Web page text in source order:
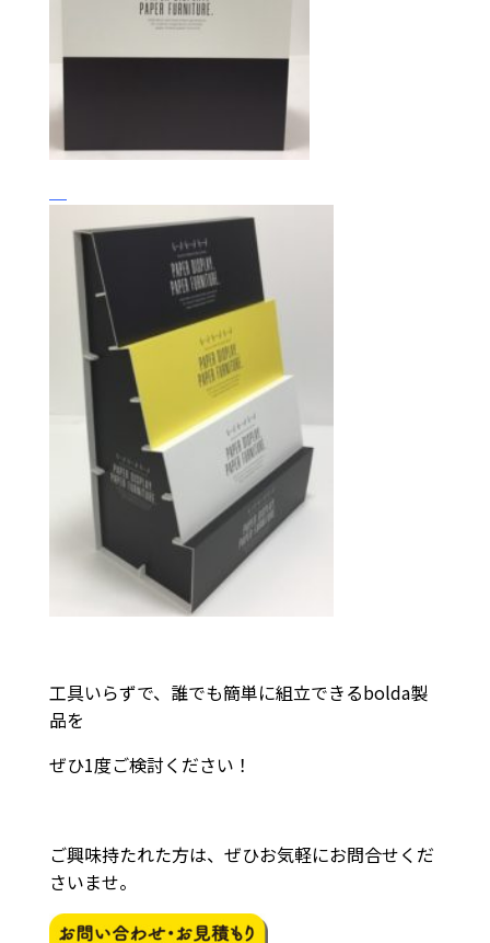
工具いらずで、誰でも簡単に組立できるbolda製
品を
ぜひ1度ご検討ください！
ご興味持たれた方は、ぜひお気軽にお問合せくだ
さいませ。